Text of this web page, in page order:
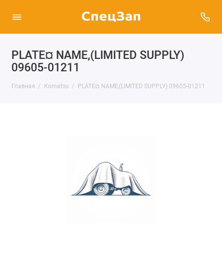
PLATE¤ NAME,(LIMITED SUPPLY)
09605-01211
Главная Komatsu PLATE¤ NAME,(LIMITED SUPPLY) 09605-01211